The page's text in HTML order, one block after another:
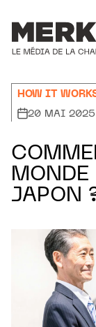
HOW IT
20 MAI 2025
JAPON